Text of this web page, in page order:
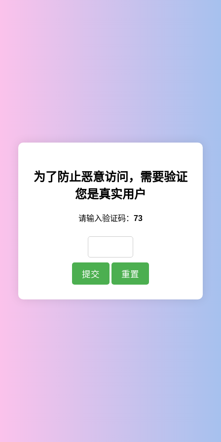
为了防止恶意访问，需要验证
您是真实用户
请输入验证码： 73
提交 重置